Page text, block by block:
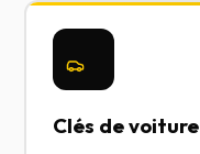
Clés de voiture